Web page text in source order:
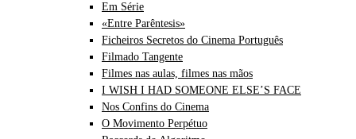
Em Série
«Entre Parêntesis»
Ficheiros Secretos do Cinema Português
Filmado Tangente
Filmes nas aulas, filmes nas mãos
I WISH I HAD SOMEONE ELSE’S FACE
Nos Confins do Cinema
O Movimento Perpétuo